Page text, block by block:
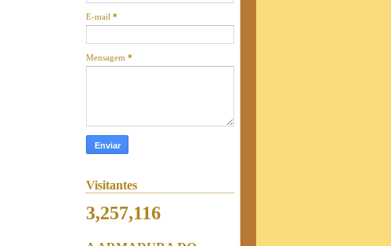
E-mail *
Mensagem *
Visitantes
3,257,116